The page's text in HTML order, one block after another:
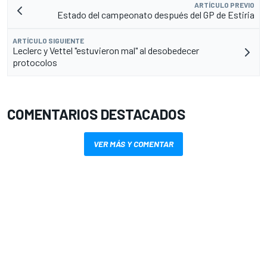
ARTÍCULO PREVIO
Estado del campeonato después del GP de Estiria
ARTÍCULO SIGUIENTE
Leclerc y Vettel "estuvieron mal" al desobedecer
protocolos
COMENTARIOS DESTACADOS
VER MÁS Y COMENTAR